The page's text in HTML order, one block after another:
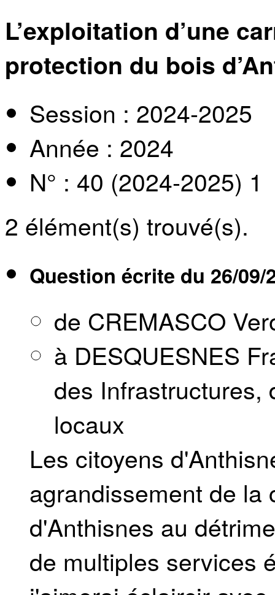
L’exploitation d’une
protection du bois
Session : 2024-2025
Année : 2024
N° : 40 (2024-2025) 1
2 élément(s) trouvé(s).
Question écrite du 26/09/
de CREMASCO
à DESQUESNES
des Infrastructures,
locaux
Les citoyens
agrandissement de la
d'Anthisnes au
de multiples services